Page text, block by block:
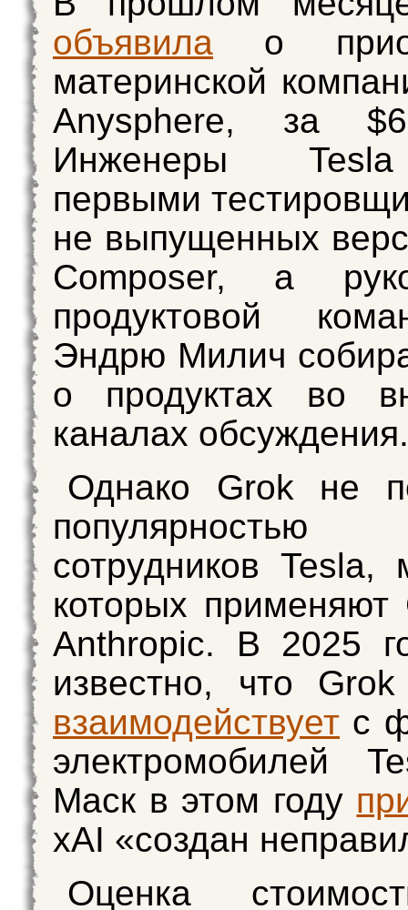
объявила о
материнской
Anysphere, за
Инженеры
первыми
не выпущенных
Composer, а
продуктовой
Эндрю Милич
о продуктах во
каналах обсуждения.
Однако Grok не
сотрудников Tesla,
которых применяют
Anthropic. В 2025
известно, что
взаимодействует с
электромобилей
Маск в этом году
xAI «создан
Оценка